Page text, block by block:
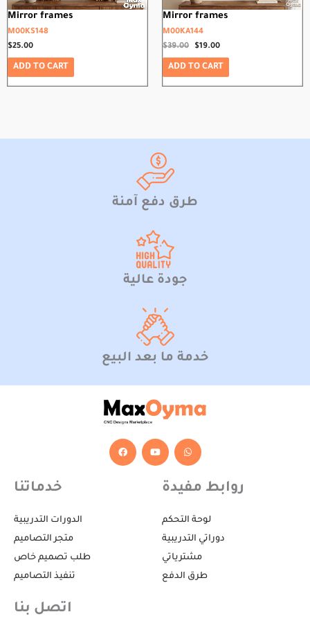
Mirror frames
M00KS148
$25.00
ADD TO CART
Mirror frames
M00KA144
$39.00 $19.00
ADD TO CART
طرق دفع آمنة
جودة عالية
خدمة ما بعد البيع
F
a
Y
o
W
h
s
a
خدماتنا
الدورات التدريبية
متجر التصاميم
طلب تصميم خاص
تنفيذ التصاميم
روابط مفيدة
لوحة التحكم
دوراتي التدريبية
مشترياتي
طرق الدفع
اتصل بنا